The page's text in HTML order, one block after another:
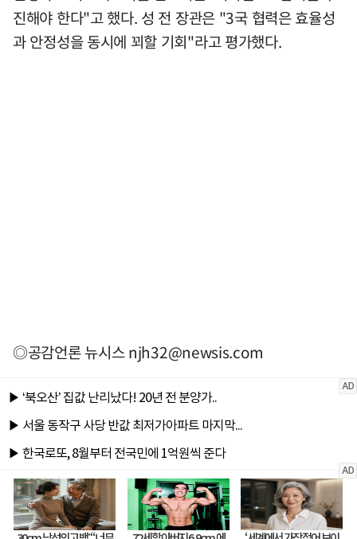
진해야 한다"고 했다. 성 전 장관은 "3국 협력은 효율성
과 안정성을 동시에 꾀할 기회"라고 평가했다.
◎공감언론 뉴시스njh32@newsis.com